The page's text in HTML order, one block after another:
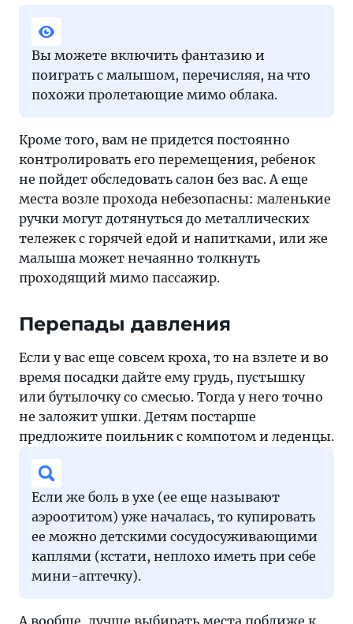
Вы можете включить фантазию и
поиграть с малышом, перечисляя, на что
похожи пролетающие мимо облака.
Кроме того, вам не придется постоянно
контролировать его перемещения, ребенок
не пойдет обследовать салон без вас. А еще
места возле прохода небезопасны: маленькие
ручки могут дотянуться до металлических
тележек с горячей едой и напитками, или же
малыша может нечаянно толкнуть
проходящий мимо пассажир.
Перепады давления
Если у вас еще совсем кроха, то на взлете и во
время посадки дайте ему грудь, пустышку
или бутылочку со смесью. Тогда у него точно
не заложит ушки. Детям постарше
предложите поильник с компотом и леденцы.
Если же боль в ухе (ее еще называют
аэроотитом) уже началась, то купировать
ее можно детскими сосудосуживающими
каплями (кстати, неплохо иметь при себе
мини-аптечку).
А вообще, лучше выбирать места поближе к